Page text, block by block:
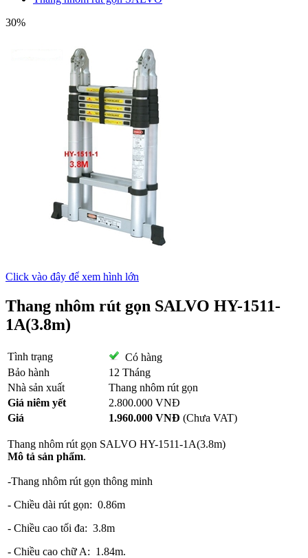
30%
Click vào đây để xem hình lớn
Thang nhôm rút gọn SALVO HY-1511-
1A(3.8m)
Tình trạng
Có hàng
Bảo hành
12 Tháng
Nhà sản xuất
Thang nhôm rút gọn
Giá niêm yết
2.800.000 VNĐ
Giá
1.960.000 VNĐ (Chưa VAT)
Thang nhôm rút gọn SALVO HY-1511-1A(3.8m)
Mô tả sản phẩm.
-Thang nhôm rút gọn thông minh
- Chiều dài rút gọn: 0.86m
- Chiều cao tối đa: 3.8m
- Chiều cao chữ A: 1.84m.